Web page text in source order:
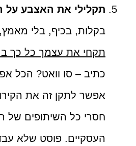
תקלילי את האצבע על
בקלות, בכיף, בלי מאמץ,
תקחי את עצמך כל כך
כתיב – סו וואט? הכל
אפשר לתקן זה את
חסרי כל השיתופים של
העסקיים. פוסט שלא עבד,